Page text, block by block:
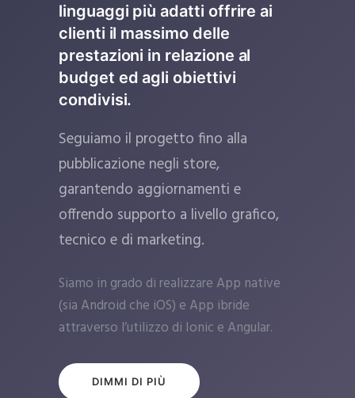
linguaggi più adatti offrire ai
clienti il massimo delle
prestazioni in relazione al
budget ed agli obiettivi
condivisi.
Seguiamo il progetto fino alla
pubblicazione negli store,
garantendo aggiornamenti e
offrendo supporto a livello grafico,
tecnico e di marketing.
Siamo in grado di realizzare App native
(sia Android che iOS) e App ibride
attraverso l’utilizzo di Ionic e Angular.
DIMMI DI PIÙ